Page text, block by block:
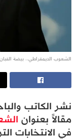
الشعوب الديمقراطي.. بيضة القبان
نشر الكاتب
مقالاً بعنوان
في الانتخابات